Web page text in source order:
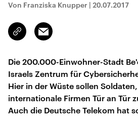
Von Franziska Knupper | 20.07.2017
Link
kopieren/teilen
Email
Die 200.000-Einwohner-Stadt
Israels Zentrum für
Hier in der Wüste sollen
internationale Firmen Tür an Tür
Auch die Deutsche Telekom hat